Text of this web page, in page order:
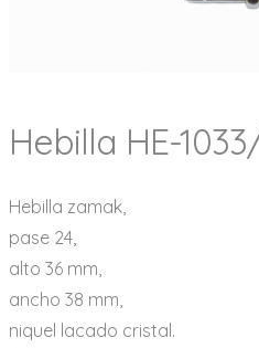
Hebilla HE-
Hebilla zamak,
pase 24,
alto 36 mm,
ancho 38 mm,
niquel lacado cristal.